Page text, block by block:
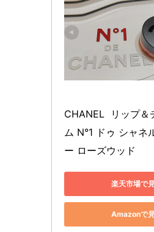
CHANEL  リップ＆
ム N°1 ドゥ シャネ
ー ローズウッド
楽天市場で
Amazonで